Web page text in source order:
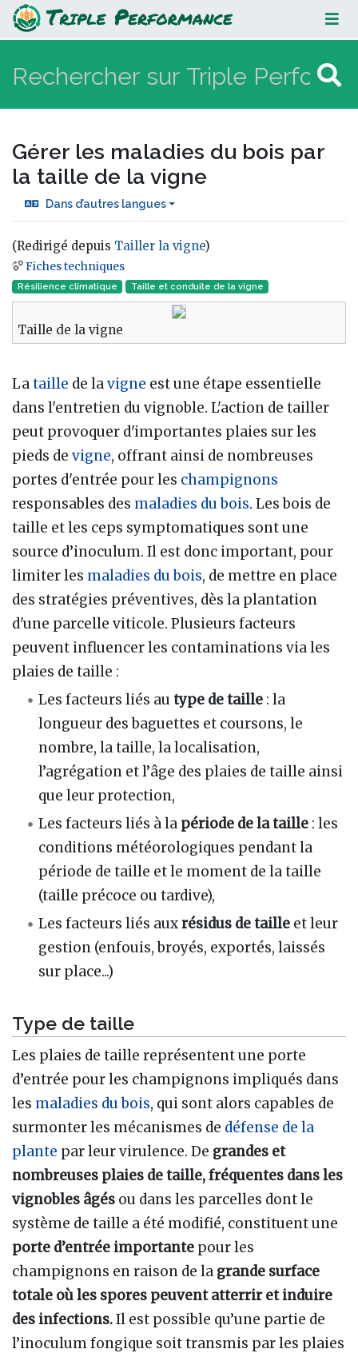
Gérer les maladies du bois par la
taille de la vigne
Gérer les maladies du bois par
la taille de la vigne
Dans d’autres langues
(Redirigé depuis Tailler la vigne)
Aller à :navigation
Fiches techniques
Résilience climatique Taille et conduite de la vigne
Taille de la vigne
Lataille de lavigne est une étape essentielle
dans l'entretien du vignoble. L'action de tailler
peut provoquer d'importantes plaies sur les
pieds de vigne, offrant ainsi de nombreuses
portes d'entrée pour les champignons
responsables des maladies du bois. Les bois de
taille et les ceps symptomatiques sont une
source d’inoculum. Il est donc important, pour
limiter les maladies du bois, de mettre en place
des stratégies préventives, dès la plantation
d'une parcelle viticole. Plusieurs facteurs
peuvent influencer les contaminations via les
plaies de taille :
Les facteurs liés au type de taille : la
longueur des baguettes et coursons, le
nombre, la taille, la localisation,
l’agrégation et l’âge des plaies de taille ainsi
que leur protection,
Les facteurs liés à la période de la taille : les
conditions météorologiques pendant la
période de taille et le moment de la taille
(taille précoce ou tardive),
Les facteurs liés auxrésidus de taille et leur
gestion (enfouis, broyés, exportés, laissés
sur place...)
Type de taille
Les plaies de taille représentent une porte
d’entrée pour les champignons impliqués dans
les maladies du bois, qui sont alors capables de
surmonter les mécanismes de défense de la
plante par leur virulence. De grandes et
nombreuses plaies de taille, fréquentes dans les
vignobles âgés ou dans les parcelles dont le
système de taille a été modifié, constituent une
porte d’entrée importante pour les
champignons en raison de la grande surface
totale où les spores peuvent atterrir et induire
des infections.Il est possible qu’une partie de
l’inoculum fongique soit transmis par les plaies